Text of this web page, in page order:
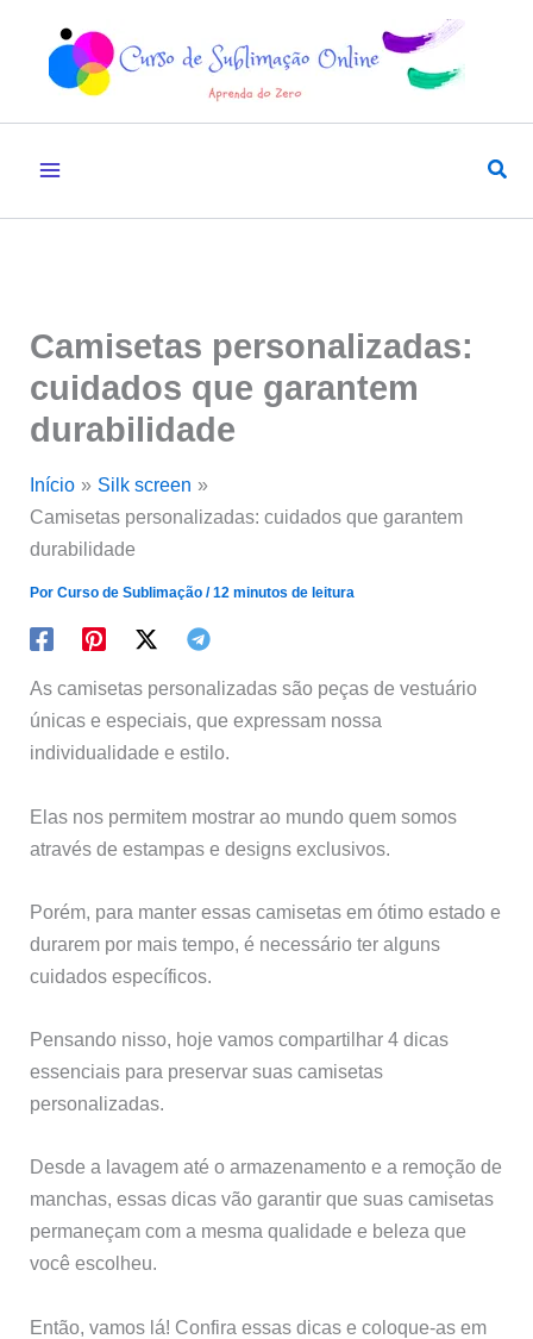
Camisetas personalizadas:
cuidados que garantem
durabilidade
Início
Silk screen
Camisetas personalizadas: cuidados que garantem
durabilidade
PorCurso de Sublimação/12 minutos de leitura
As camisetas personalizadas são peças de vestuário
únicas e especiais, que expressam nossa
individualidade e estilo.
Elas nos permitem mostrar ao mundo quem somos
através de estampas e designs exclusivos.
Porém, para manter essas camisetas em ótimo estado e
durarem por mais tempo, é necessário ter alguns
cuidados específicos.
Pensando nisso, hoje vamos compartilhar 4 dicas
essenciais para preservar suas camisetas
personalizadas.
Desde a lavagem até o armazenamento e a remoção de
manchas, essas dicas vão garantir que suas camisetas
permaneçam com a mesma qualidade e beleza que
você escolheu.
Então, vamos lá! Confira essas dicas e coloque-as em